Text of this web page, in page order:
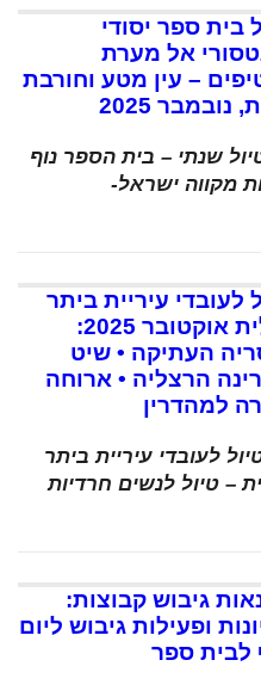
בית ספר יסודי
אל מערת
– עין מטע וחורבת
נובמבר 2025
שנתי – בית הספר נוף
מקווה ישראל-
לעובדי עיריית ביתר
עילית אוקטובר 2025:
העתיקה • שיט
הרצליה • ארוחה
למהדרין
לעובדי עיריית ביתר
– טיול לנשים חרדיות
גיבוש קבוצות:
ופעילות גיבוש ליום
לבית ספר